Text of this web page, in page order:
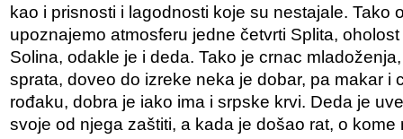
kao i prisnosti i lagodnosti koje su nestajale. Tako
upoznajemo atmosferu jedne četvrti Splita,
Solina, odakle je i deda. Tako je crnac
sprata, doveo do izreke neka je dobar, pa makar i
rođaku, dobra je iako ima i srpske krvi. Deda je
svoje od njega zaštiti, a kada je došao rat, o